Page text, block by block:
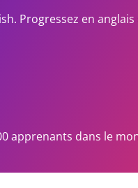
Progressez en
apprenants dans le